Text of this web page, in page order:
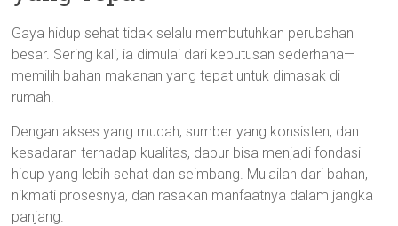
Gaya hidup sehat tidak selalu membutuhkan perubahan
besar. Sering kali, ia dimulai dari keputusan sederhana—
memilih bahan makanan yang tepat untuk dimasak di
rumah.
Dengan akses yang mudah, sumber yang konsisten, dan
kesadaran terhadap kualitas, dapur bisa menjadi fondasi
hidup yang lebih sehat dan seimbang. Mulailah dari bahan,
nikmati prosesnya, dan rasakan manfaatnya dalam jangka
panjang.